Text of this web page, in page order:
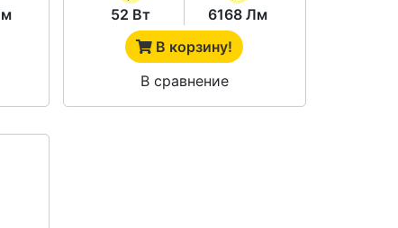
52 Вт
6168 Лм
В корзину!
В сравнение